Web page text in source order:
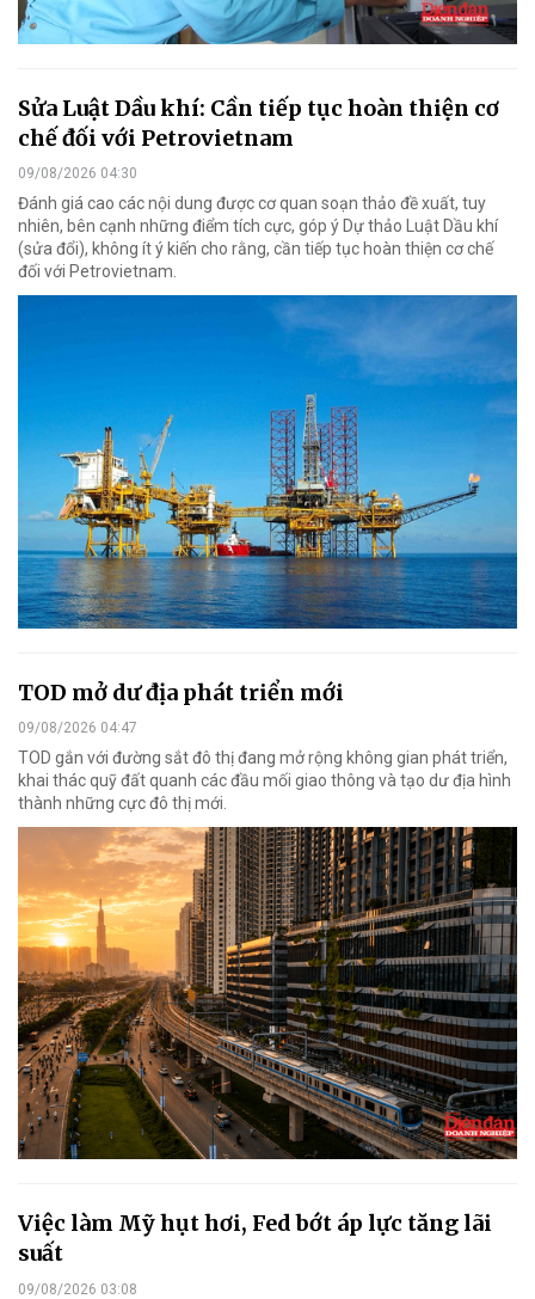
Sửa Luật Dầu khí: Cần tiếp tục hoàn thiện cơ
chế đối với Petrovietnam
09/08/2026 04:30
Đánh giá cao các nội dung được cơ quan soạn thảo đề xuất, tuy
nhiên, bên cạnh những điểm tích cực, góp ý Dự thảo Luật Dầu khí
(sửa đổi), không ít ý kiến cho rằng, cần tiếp tục hoàn thiện cơ chế
đối với Petrovietnam.
TOD mở dư địa phát triển mới
09/08/2026 04:47
TOD gắn với đường sắt đô thị đang mở rộng không gian phát triển,
khai thác quỹ đất quanh các đầu mối giao thông và tạo dư địa hình
thành những cực đô thị mới.
Việc làm Mỹ hụt hơi, Fed bớt áp lực tăng lãi
suất
09/08/2026 03:08